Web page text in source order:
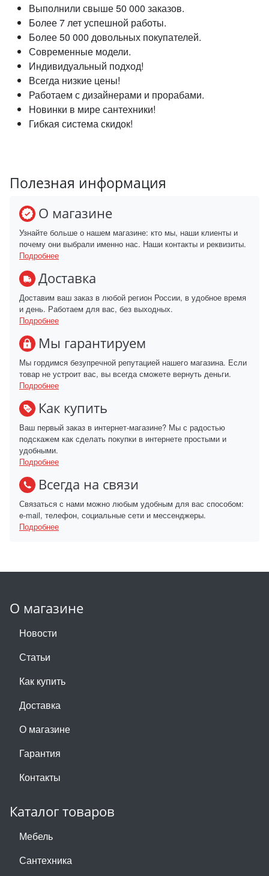
Выполнили свыше 50 000 заказов.
Более 7 лет успешной работы.
Более 50 000 довольных покупателей.
Современные модели.
Индивидуальный подход!
Всегда низкие цены!
Работаем с дизайнерами и прорабами.
Новинки в мире сантехники!
Гибкая система скидок!
Полезная информация
О магазине
Узнайте больше о нашем магазине: кто мы, наши клиенты и
почему они выбрали именно нас. Наши контакты и реквизиты.
Подробнее
Доставка
Доставим ваш заказ в любой регион России, в удобное время
и день. Работаем для вас, без выходных.
Подробнее
Мы гарантируем
Мы гордимся безупречной репутацией нашего магазина. Если
товар не устроит вас, вы всегда сможете вернуть деньги.
Подробнее
Как купить
Ваш первый заказ в интернет-магазине? Мы с радостью
подскажем как сделать покупки в интернете простыми и
удобными.
Подробнее
Всегда на связи
Связаться с нами можно любым удобным для вас способом:
e-mail, телефон, социальные сети и мессенджеры.
Подробнее
О магазине
Новости
Статьи
Как купить
Доставка
О магазине
Гарантия
Контакты
Каталог товаров
Мебель
Сантехника